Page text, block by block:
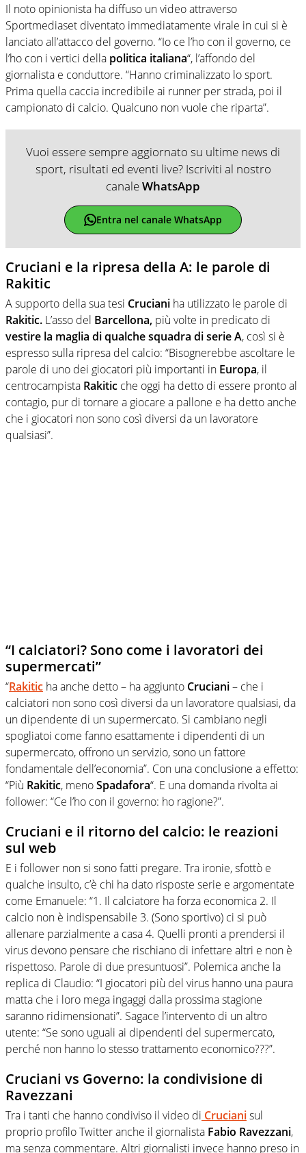
Il noto opinionista ha diffuso un video attraverso
Sportmediaset diventato immediatamente virale in cui si è
lanciato all’attacco del governo. “Io ce l’ho con il governo, ce
l’ho con i vertici della politica italiana“, l’affondo del
giornalista e conduttore. “Hanno criminalizzato lo sport.
Prima quella caccia incredibile ai runner per strada, poi il
campionato di calcio. Qualcuno non vuole che riparta”.
Vuoi essere sempre aggiornato su ultime news di
sport, risultati ed eventi live? Iscriviti al nostro
canaleWhatsApp
Entra nel canale WhatsApp
Cruciani e la ripresa della A: le parole di
Rakitic
A supporto della sua tesi Cruciani ha utilizzato le parole di
Rakitic. L’asso del Barcellona, più volte in predicato di
vestire la maglia di qualche squadra di serie A, così si è
espresso sulla ripresa del calcio: “Bisognerebbe ascoltare le
parole di uno dei giocatori più importanti in Europa, il
centrocampista Rakitic che oggi ha detto di essere pronto al
contagio, pur di tornare a giocare a pallone e ha detto anche
che i giocatori non sono così diversi da un lavoratore
qualsiasi”.
“I calciatori? Sono come i lavoratori dei
supermercati”
“Rakitic ha anche detto – ha aggiunto Cruciani– che i
calciatori non sono così diversi da un lavoratore qualsiasi, da
un dipendente di un supermercato. Si cambiano negli
spogliatoi come fanno esattamente i dipendenti di un
supermercato, offrono un servizio, sono un fattore
fondamentale dell’economia”. Con una conclusione a effetto:
“Più Rakitic, menoSpadafora“. E una domanda rivolta ai
follower: “Ce l’ho con il governo: ho ragione?”.
Cruciani e il ritorno del calcio: le reazioni
sul web
E i follower non si sono fatti pregare. Tra ironie, sfottò e
qualche insulto, c’è chi ha dato risposte serie e argomentate
come Emanuele: “1. Il calciatore ha forza economica 2. Il
calcio non è indispensabile 3. (Sono sportivo) ci si può
allenare parzialmente a casa 4. Quelli pronti a prendersi il
virus devono pensare che rischiano di infettare altri e non è
rispettoso. Parole di due presuntuosi”. Polemica anche la
replica di Claudio: “I giocatori più del virus hanno una paura
matta che i loro mega ingaggi dalla prossima stagione
saranno ridimensionati”. Sagace l’intervento di un altro
utente: “Se sono uguali ai dipendenti del supermercato,
perché non hanno lo stesso trattamento economico???”.
Cruciani vs Governo: la condivisione di
Ravezzani
Tra i tanti che hanno condiviso il video di Crucianisul
proprio profilo Twitter anche il giornalista Fabio Ravezzani,
ma senza commentare. Altri giornalisti invece hanno preso in